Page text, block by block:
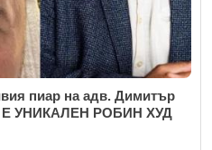
пиар на адв. Димитър
Е УНИКАЛЕН РОБИН ХУД